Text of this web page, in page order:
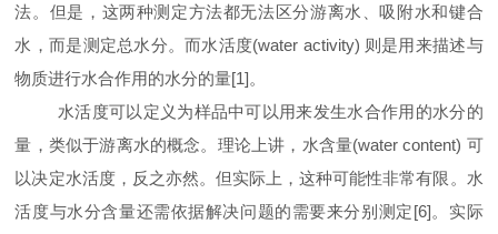
法。但是，这两种测定方法都无法区分游离水、吸附水和键合
水，而是测定总水分。而水活度(water activity) 则是用来描述与
物质进行水合作用的水分的量[1]。
水活度可以定义为样品中可以用来发生水合作用的水分的
量，类似于游离水的概念。理论上讲，水含量(water content) 可
以决定水活度，反之亦然。但实际上，这种可能性非常有限。水
活度与水分含量还需依据解决问题的需要来分别测定[6]。实际